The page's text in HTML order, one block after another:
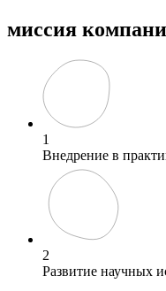
миссия
1
Внедрение в
2
Развитие научных